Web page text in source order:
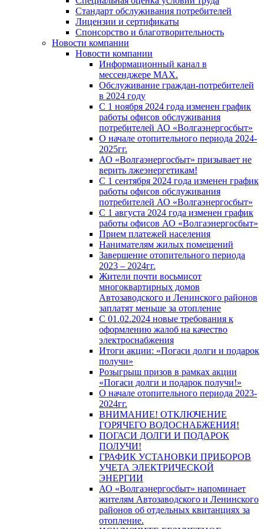
Стандарт обслуживания потребителей
Лицензии и сертификаты
Спонсорство и благотворительность
Новости компании
Новости компании
Информационный канал в
мессенджере MAX.
Обслуживание граждан-потребителей
в 2024 году
С 1 ноября 2024 года изменен график
работы офисов обслуживания
потребителей АО «Волгаэнергосбыт»
О начале отопительного периода 2024-
2025гг.
АО «Волгаэнергосбыт» призывает не
верить лжеэнергетикам!
С 1 сентября 2024 года изменен график
работы офисов обслуживания
потребителей АО «Волгаэнергосбыт»
С 1 августа 2024 года изменен график
работы офисов АО «Волгаэнергосбыт»
Прием платежей населения
Нанимателям жилых помещений
Завершение отопительного периода
2023 – 2024гг.
Жители почти восьмисот
многоквартирных домов
Автозаводского и Ленинского районов
заплатят меньше за отопление
С 01.02.2024 новые требования к
оформлению жалоб на качество
электроснабжения
Итоги акции: «Погаси долги и подарок
получи»
Розыгрыш призов в рамках акции
«Погаси долги и подарок получи!»
О начале отопительного периода 2023-
2024гг.
ВНИМАНИЕ! ОТКЛЮЧЕНИЕ
ГОРЯЧЕГО ВОДОСНАБЖЕНИЯ!
ПОГАСИ ДОЛГИ И ПОДАРОК
ПОЛУЧИ!
ГРАФИК УСТАНОВКИ ПРИБОРОВ
УЧЕТА ЭЛЕКТРИЧЕСКОЙ
ЭНЕРГИИ
АО «Волгаэнергосбыт» напоминает
жителям Автозаводского и Ленинского
районов об отдельных квитанциях за
отопление.